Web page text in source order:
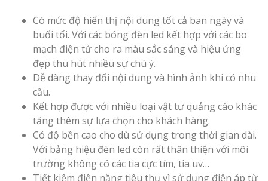
Có mức độ hiển thị nội dung tốt cả ban ngày và
buổi tối. Với các bóng đèn led kết hợp với các bo
mạch điện tử cho ra màu sắc sáng và hiệu ứng
đẹp thu hút nhiều sự chú ý.
Dễ dàng thay đổi nội dung và hình ảnh khi có nhu
cầu.
Kết hợp được với nhiều loại vật tư quảng cáo khác
tăng thêm sự lựa chọn cho khách hàng.
Có độ bền cao cho dù sử dụng trong thời gian dài.
Với bảng hiệu đèn led còn rất thân thiện với môi
trường không có các tia cực tím, tia uv…
Tiết kiệm điện năng tiêu thụ vì sử dụng điện áp từ
Thi Công
Nghệ An Nâng Tầm
Hiệu
Rẻ Tại Vinh Giải Pháp
Quả
Làm Hộp
Cáo Tại Vinh Giá Rẻ